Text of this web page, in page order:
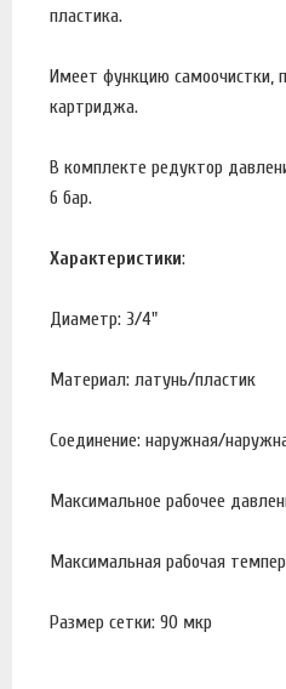
пластика.
Имеет функцию самоочистки,
картриджа.
В комплекте редуктор
6 бар.
Характеристики:
Диаметр: 3/4"
Материал: латунь/пластик
Соединение: наружная/
Максимальное рабочее
Максимальная рабочая
Размер сетки: 90 мкр